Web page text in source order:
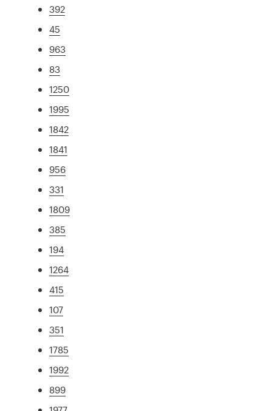
392
45
963
83
1250
1995
1842
1841
956
331
1809
385
194
1264
415
107
351
1785
1992
899